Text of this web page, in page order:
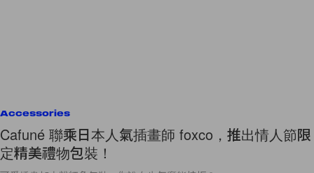
Accessories
Cafuné 聯乘日本人氣插畫師 foxco，推出情人節限
定精美禮物包裝！